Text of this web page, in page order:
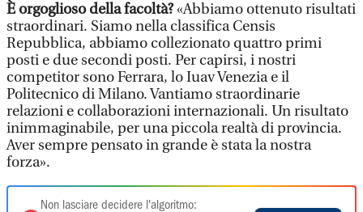
È orgoglioso della facoltà?«Abbiamo ottenuto risultati
straordinari. Siamo nella classifica Censis
Repubblica, abbiamo collezionato quattro primi
posti e due secondi posti. Per capirsi, i nostri
competitor sono Ferrara, lo Iuav Venezia e il
Politecnico di Milano. Vantiamo straordinarie
relazioni e collaborazioni internazionali. Un risultato
inimmaginabile, per una piccola realtà di provincia.
Aver sempre pensato in grande è stata la nostra
forza».
Non lasciare decidere l'algoritmo: